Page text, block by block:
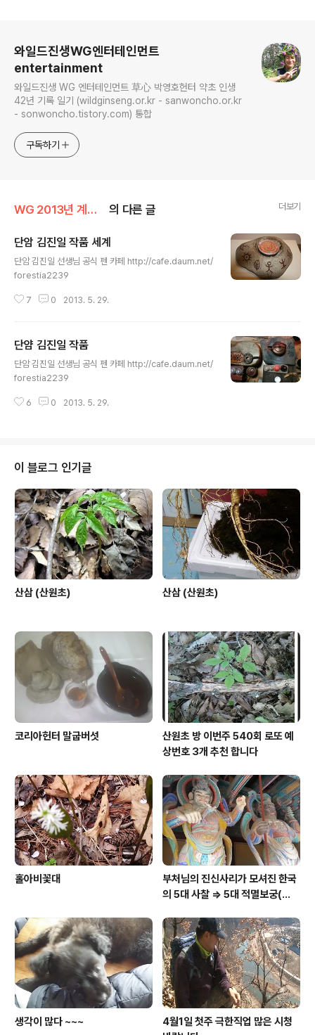
와일드진생WG엔터테인먼트
entertainment
와일드진생 WG 엔터테인먼트 草心 박영호헌터 약초 인생
42년 기록 일기 (wildginseng.or.kr - sanwoncho.or.kr
- sonwoncho.tistory.com) 통합
구독하기
WG 2013년 계사년 기록 의 다른 글 더보기
단암 김진일 작품 세계
단암 김진일 선생님 공식 펜 카페 http://cafe.daum.net/
forestia2239
7 0 2013. 5. 29.
단얌 김진일 작품
단암 김진일 선생님 공식 펜 카페 http://cafe.daum.net/
forestia2239
6 0 2013. 5. 29.
이 블로그 인기글
산삼 (산원초) 산삼 (산원초)
코리아헌터 말굽버섯
산원초 방 이번주 540회 로또 예
상번호 3개 추천 합니다
홀아비꽃대
부처님의 진신사리가 모셔진 한국
의 5대 사찰 => 5대 적멸보궁(寂
생각이 많다 ~~~
4월1일 첫주 극한직업 많은 시청